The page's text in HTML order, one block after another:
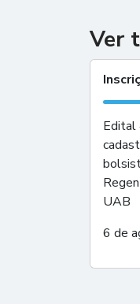
Ver
Edital
UAB
6 de